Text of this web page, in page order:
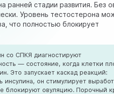
ранней стадии развития. Без
Уровень тестостерона
что полностью блокирует
со СПКЯ диагностируют
— состояние, когда клетки
Это запускает каскад реакций:
инсулина, он стимулирует
блокируют овуляцию. Порочный